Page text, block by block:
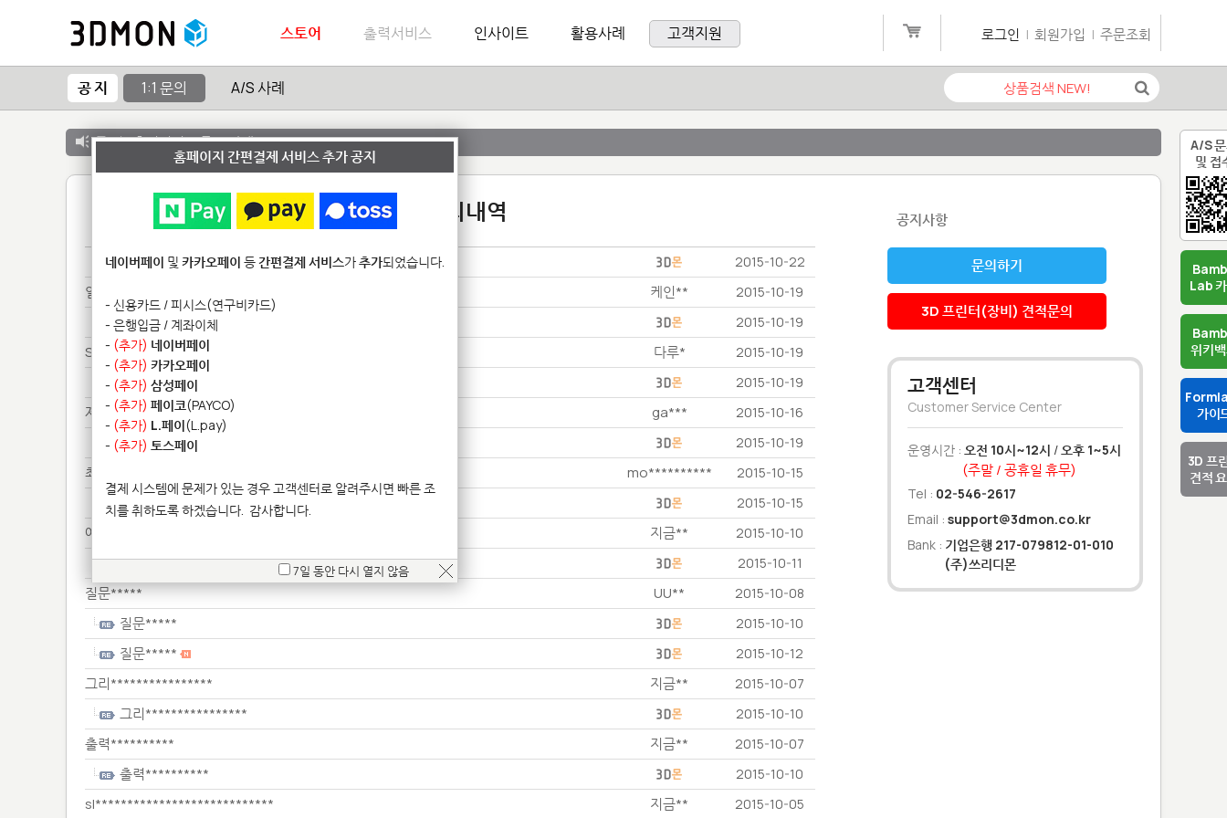
A/S
및 접
Lab
위키
가이
3D 프
견적
스토어 출력서비스 인사이트 활용사례 고객지원 로그인 | 회원가입 | 주문조회
공 지 1:1 문의 A/S 사례
공 지 :출력서비스 종료 안내
1:1 문의내역
프린********* 2015-10-22
일주*************** 케인** 2015-10-19
일주*************** 2015-10-19
SL*********** 다루* 2015-10-19
SL*********** 2015-10-19
제품************ ga*** 2015-10-16
제품************ 2015-10-19
최소*********** mo********** 2015-10-15
최소*********** 2015-10-15
예 ******************** 지금** 2015-10-10
예 ******************** 2015-10-11
질문***** UU** 2015-10-08
질문***** 2015-10-10
질문***** 2015-10-12
그리**************** 지금** 2015-10-07
그리**************** 2015-10-10
출력********** 지금** 2015-10-07
출력********** 2015-10-10
sl**************************** 지금** 2015-10-05
공지사항
문의하기
3D 프린터(장비) 견적문의
고객센터
Customer Service Center
운영시간 : 오전 10시~12시 /오후 1~5시
(주말 / 공휴일 휴무)
Tel : 02-546-2617
Email : support@3dmon.co.kr
Bank : 기업은행 217-079812-01-010
(주)쓰리디몬
홈페이지 간편결제 서비스 추가 공지
네이버페이 및 카카오페이 등간편결제 서비스가추가되었습니다.
- 신용카드 / 피시스(연구비카드)
- 은행입금 / 계좌이체
- (추가) 네이버페이
- (추가) 카카오페이
- (추가) 삼성페이
- (추가) 페이코(PAYCO)
- (추가) L.페이(L.pay)
- (추가) 토스페이
결제 시스템에 문제가 있는 경우 고객센터로 알려주시면 빠른 조
치를 취하도록 하겠습니다. 감사합니다.
7일 동안 다시 열지 않음